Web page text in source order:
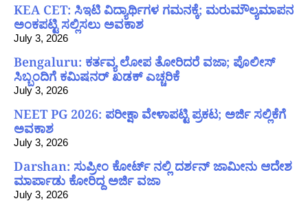
KEA CET: ಸಿಇಟಿ ವಿದ್ಯಾರ್ಥಿಗಳ ಗಮನಕ್ಕೆ; ಮರುಮೌಲ್ಯಮಾಪನ
ಅಂಕಪಟ್ಟಿ ಸಲ್ಲಿಸಲು ಅವಕಾಶ
July 3, 2026
Bengaluru: ಕರ್ತವ್ಯ ಲೋಪ ತೋರಿದರೆ ವಜಾ; ಪೊಲೀಸ್
ಸಿಬ್ಬಂದಿಗೆ ಕಮಿಷನರ್ ಖಡಕ್ ಎಚ್ಚರಿಕೆ
July 3, 2026
NEET PG 2026: ಪರೀಕ್ಷಾ ವೇಳಾಪಟ್ಟಿ ಪ್ರಕಟ; ಅರ್ಜಿ ಸಲ್ಲಿಕೆಗೆ
ಅವಕಾಶ
July 3, 2026
Darshan: ಸುಪ್ರೀಂ ಕೋರ್ಟ್ ನಲ್ಲಿ ದರ್ಶನ್ ಜಾಮೀನು ಆದೇಶ
ಮಾರ್ಪಾಡು ಕೋರಿದ್ದ ಅರ್ಜಿ ವಜಾ
July 3, 2026